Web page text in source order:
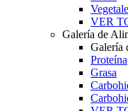
VER
Galería de
Galería
Proteína
Grasa